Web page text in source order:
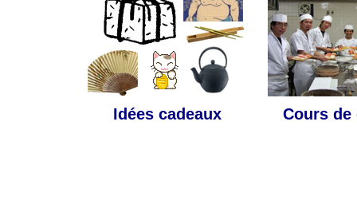
Idées cadeaux Cours de